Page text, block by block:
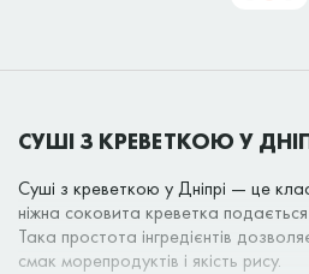
СУШІ З КРЕВЕТКОЮ У
Суші з креветкою у Дніпрі — це
ніжна соковита креветка
Така простота інгредієнтів
смак морепродуктів і якість рису.